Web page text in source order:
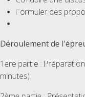
Formuler des
Déroulement de
1ere partie :
minutes)